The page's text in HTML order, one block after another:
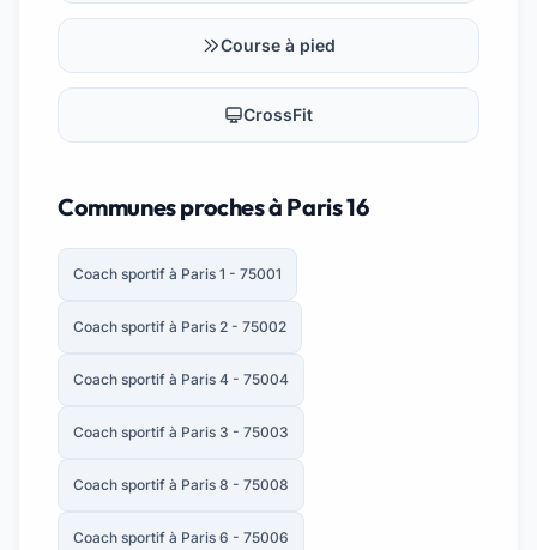
Course à pied
CrossFit
Communes proches à Paris 16
Coach sportif à Paris 1 - 75001
Coach sportif à Paris 2 - 75002
Coach sportif à Paris 4 - 75004
Coach sportif à Paris 3 - 75003
Coach sportif à Paris 8 - 75008
Coach sportif à Paris 6 - 75006